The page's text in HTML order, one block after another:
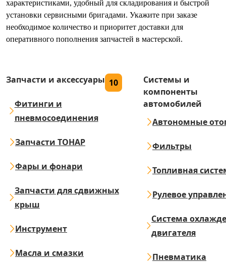
характеристиками, удобный для складирования и быстрой
установки сервисными бригадами. Укажите при заказе
необходимое количество и приоритет доставки для
оперативного пополнения запчастей в мастерской.
Запчасти и аксессуары 10
Фитинги и
пневмосоединения
Запчасти ТОНАР
Фары и фонари
Запчасти для сдвижных
крыш
Инструмент
Масла и смазки
Системы и
компоненты
автомобилей
Автономные
Фильтры
Топливная
Рулевое
Система
двигателя
Пневматика